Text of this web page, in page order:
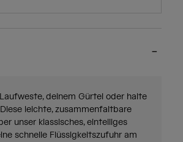
deinem Gürtel oder halte
leichte, zusammenfaltbare
unser klassisches, einteiliges
schnelle Flüssigkeitszufuhr am